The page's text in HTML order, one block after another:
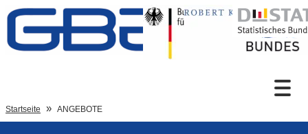
Zum Inhalt
Startseite ANGEBOTE